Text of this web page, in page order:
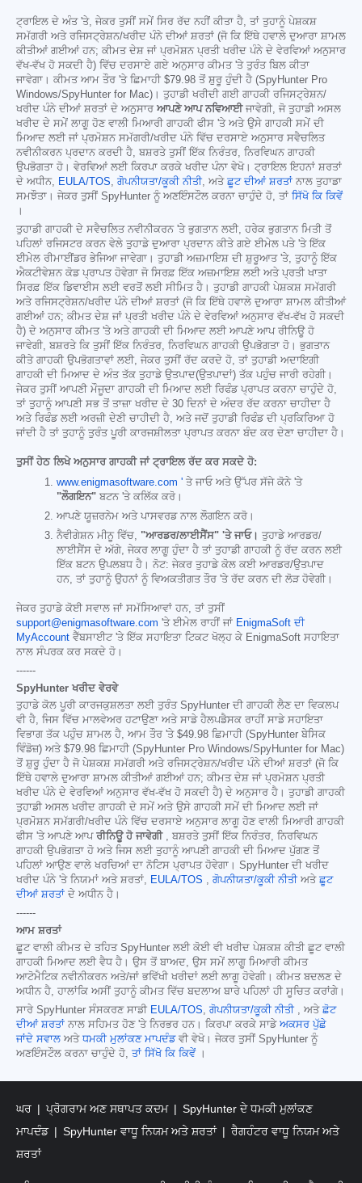
ਟ੍ਰਾਇਲ ਦੇ ਅੰਤ 'ਤੇ, ਜੇਕਰ ਤੁਸੀਂ ਸਮੇਂ ਸਿਰ ਰੱਦ ਨਹੀਂ ਕੀਤਾ ਹੈ, ਤਾਂ ਤੁਹਾਨੂੰ ਪੇਸ਼ਕਸ਼
ਸਮੱਗਰੀ ਅਤੇ ਰਜਿਸਟ੍ਰੇਸ਼ਨ/ਖਰੀਦ ਪੰਨੇ ਦੀਆਂ ਸ਼ਰਤਾਂ (ਜੋ ਕਿ ਇੱਥੇ ਹਵਾਲੇ ਦੁਆਰਾ ਸ਼ਾਮਲ
ਕੀਤੀਆਂ ਗਈਆਂ ਹਨ; ਕੀਮਤ ਦੇਸ਼ ਜਾਂ ਪ੍ਰਮੋਸ਼ਨ ਪ੍ਰਤੀ ਖਰੀਦ ਪੰਨੇ ਦੇ ਵੇਰਵਿਆਂ ਅਨੁਸਾਰ
ਵੱਖ-ਵੱਖ ਹੋ ਸਕਦੀ ਹੈ) ਵਿੱਚ ਦਰਸਾਏ ਗਏ ਅਨੁਸਾਰ ਕੀਮਤ 'ਤੇ ਤੁਰੰਤ ਬਿਲ ਕੀਤਾ
ਜਾਵੇਗਾ। ਕੀਮਤ ਆਮ ਤੌਰ 'ਤੇ ਛਿਮਾਹੀ $79.98 ਤੋਂ ਸ਼ੁਰੂ ਹੁੰਦੀ ਹੈ (SpyHunter Pro
Windows/SpyHunter for Mac)। ਤੁਹਾਡੀ ਖਰੀਦੀ ਗਈ ਗਾਹਕੀ ਰਜਿਸਟ੍ਰੇਸ਼ਨ/
ਖਰੀਦ ਪੰਨੇ ਦੀਆਂ ਸ਼ਰਤਾਂ ਦੇ ਅਨੁਸਾਰ ਆਪਣੇ ਆਪ ਨਵਿਆਈਜਾਵੇਗੀ, ਜੋ ਤੁਹਾਡੀ ਅਸਲ
ਖਰੀਦ ਦੇ ਸਮੇਂ ਲਾਗੂ ਹੋਣ ਵਾਲੀ ਮਿਆਰੀ ਗਾਹਕੀ ਫੀਸ 'ਤੇ ਅਤੇ ਉਸੇ ਗਾਹਕੀ ਸਮੇਂ ਦੀ
ਮਿਆਦ ਲਈ ਜਾਂ ਪ੍ਰਮੋਸ਼ਨ ਸਮੱਗਰੀ/ਖਰੀਦ ਪੰਨੇ ਵਿੱਚ ਦਰਸਾਏ ਅਨੁਸਾਰ ਸਵੈਚਲਿਤ
ਨਵੀਨੀਕਰਨ ਪ੍ਰਦਾਨ ਕਰਦੀ ਹੈ, ਬਸ਼ਰਤੇ ਤੁਸੀਂ ਇੱਕ ਨਿਰੰਤਰ, ਨਿਰਵਿਘਨ ਗਾਹਕੀ
ਉਪਭੋਗਤਾ ਹੋ। ਵੇਰਵਿਆਂ ਲਈ ਕਿਰਪਾ ਕਰਕੇ ਖਰੀਦ ਪੰਨਾ ਵੇਖੋ। ਟ੍ਰਾਇਲ ਇਹਨਾਂ ਸ਼ਰਤਾਂ
ਦੇ ਅਧੀਨ, EULA/TOS, ਗੋਪਨੀਯਤਾ/ਕੂਕੀ ਨੀਤੀ, ਅਤੇ ਛੂਟ ਦੀਆਂ ਸ਼ਰਤਾਂ ਨਾਲ ਤੁਹਾਡਾ
ਸਮਝੌਤਾ। ਜੇਕਰ ਤੁਸੀਂ SpyHunter ਨੂੰ ਅਣਇੰਸਟੌਲ ਕਰਨਾ ਚਾਹੁੰਦੇ ਹੋ, ਤਾਂ ਸਿੱਖੋ ਕਿ ਕਿਵੇਂ
।
ਤੁਹਾਡੀ ਗਾਹਕੀ ਦੇ ਸਵੈਚਲਿਤ ਨਵੀਨੀਕਰਨ 'ਤੇ ਭੁਗਤਾਨ ਲਈ, ਹਰੇਕ ਭੁਗਤਾਨ ਮਿਤੀ ਤੋਂ
ਪਹਿਲਾਂ ਰਜਿਸਟਰ ਕਰਨ ਵੇਲੇ ਤੁਹਾਡੇ ਦੁਆਰਾ ਪ੍ਰਦਾਨ ਕੀਤੇ ਗਏ ਈਮੇਲ ਪਤੇ 'ਤੇ ਇੱਕ
ਈਮੇਲ ਰੀਮਾਈਂਡਰ ਭੇਜਿਆ ਜਾਵੇਗਾ। ਤੁਹਾਡੀ ਅਜ਼ਮਾਇਸ਼ ਦੀ ਸ਼ੁਰੂਆਤ 'ਤੇ, ਤੁਹਾਨੂੰ ਇੱਕ
ਐਕਟੀਵੇਸ਼ਨ ਕੋਡ ਪ੍ਰਾਪਤ ਹੋਵੇਗਾ ਜੋ ਸਿਰਫ਼ ਇੱਕ ਅਜ਼ਮਾਇਸ਼ ਲਈ ਅਤੇ ਪ੍ਰਤੀ ਖਾਤਾ
ਸਿਰਫ਼ ਇੱਕ ਡਿਵਾਈਸ ਲਈ ਵਰਤੋਂ ਲਈ ਸੀਮਿਤ ਹੈ। ਤੁਹਾਡੀ ਗਾਹਕੀ ਪੇਸ਼ਕਸ਼ ਸਮੱਗਰੀ
ਅਤੇ ਰਜਿਸਟ੍ਰੇਸ਼ਨ/ਖਰੀਦ ਪੰਨੇ ਦੀਆਂ ਸ਼ਰਤਾਂ (ਜੋ ਕਿ ਇੱਥੇ ਹਵਾਲੇ ਦੁਆਰਾ ਸ਼ਾਮਲ ਕੀਤੀਆਂ
ਗਈਆਂ ਹਨ; ਕੀਮਤ ਦੇਸ਼ ਜਾਂ ਪ੍ਰਤੀ ਖਰੀਦ ਪੰਨੇ ਦੇ ਵੇਰਵਿਆਂ ਅਨੁਸਾਰ ਵੱਖ-ਵੱਖ ਹੋ ਸਕਦੀ
ਹੈ) ਦੇ ਅਨੁਸਾਰ ਕੀਮਤ 'ਤੇ ਅਤੇ ਗਾਹਕੀ ਦੀ ਮਿਆਦ ਲਈ ਆਪਣੇ ਆਪ ਰੀਨਿਊ ਹੋ
ਜਾਵੇਗੀ, ਬਸ਼ਰਤੇ ਕਿ ਤੁਸੀਂ ਇੱਕ ਨਿਰੰਤਰ, ਨਿਰਵਿਘਨ ਗਾਹਕੀ ਉਪਭੋਗਤਾ ਹੋ। ਭੁਗਤਾਨ
ਕੀਤੇ ਗਾਹਕੀ ਉਪਭੋਗਤਾਵਾਂ ਲਈ, ਜੇਕਰ ਤੁਸੀਂ ਰੱਦ ਕਰਦੇ ਹੋ, ਤਾਂ ਤੁਹਾਡੀ ਅਦਾਇਗੀ
ਗਾਹਕੀ ਦੀ ਮਿਆਦ ਦੇ ਅੰਤ ਤੱਕ ਤੁਹਾਡੇ ਉਤਪਾਦ(ਉਤਪਾਦਾਂ) ਤੱਕ ਪਹੁੰਚ ਜਾਰੀ ਰਹੇਗੀ।
ਜੇਕਰ ਤੁਸੀਂ ਆਪਣੀ ਮੌਜੂਦਾ ਗਾਹਕੀ ਦੀ ਮਿਆਦ ਲਈ ਰਿਫੰਡ ਪ੍ਰਾਪਤ ਕਰਨਾ ਚਾਹੁੰਦੇ ਹੋ,
ਤਾਂ ਤੁਹਾਨੂੰ ਆਪਣੀ ਸਭ ਤੋਂ ਤਾਜ਼ਾ ਖਰੀਦ ਦੇ 30 ਦਿਨਾਂ ਦੇ ਅੰਦਰ ਰੱਦ ਕਰਨਾ ਚਾਹੀਦਾ ਹੈ
ਅਤੇ ਰਿਫੰਡ ਲਈ ਅਰਜ਼ੀ ਦੇਣੀ ਚਾਹੀਦੀ ਹੈ, ਅਤੇ ਜਦੋਂ ਤੁਹਾਡੀ ਰਿਫੰਡ ਦੀ ਪ੍ਰਕਿਰਿਆ ਹੋ
ਜਾਂਦੀ ਹੈ ਤਾਂ ਤੁਹਾਨੂੰ ਤੁਰੰਤ ਪੂਰੀ ਕਾਰਜਸ਼ੀਲਤਾ ਪ੍ਰਾਪਤ ਕਰਨਾ ਬੰਦ ਕਰ ਦੇਣਾ ਚਾਹੀਦਾ ਹੈ।
ਤੁਸੀਂ ਹੇਠ ਲਿਖੇ ਅਨੁਸਾਰ ਗਾਹਕੀ ਜਾਂ ਟ੍ਰਾਇਲ ਰੱਦ ਕਰ ਸਕਦੇ ਹੋ:
www.enigmasoftware.com ' ਤੇ ਜਾਓ ਅਤੇ ਉੱਪਰ ਸੱਜੇ ਕੋਨੇ 'ਤੇ
"ਲੌਗਇਨ" ਬਟਨ 'ਤੇ ਕਲਿੱਕ ਕਰੋ।
ਆਪਣੇ ਯੂਜ਼ਰਨੇਮ ਅਤੇ ਪਾਸਵਰਡ ਨਾਲ ਲੌਗਇਨ ਕਰੋ।
ਨੈਵੀਗੇਸ਼ਨ ਮੀਨੂ ਵਿੱਚ, "ਆਰਡਰ/ਲਾਈਸੈਂਸ" 'ਤੇ ਜਾਓ। ਤੁਹਾਡੇ ਆਰਡਰ/
ਲਾਈਸੈਂਸ ਦੇ ਅੱਗੇ, ਜੇਕਰ ਲਾਗੂ ਹੁੰਦਾ ਹੈ ਤਾਂ ਤੁਹਾਡੀ ਗਾਹਕੀ ਨੂੰ ਰੱਦ ਕਰਨ ਲਈ
ਇੱਕ ਬਟਨ ਉਪਲਬਧ ਹੈ। ਨੋਟ: ਜੇਕਰ ਤੁਹਾਡੇ ਕੋਲ ਕਈ ਆਰਡਰ/ਉਤਪਾਦ
ਹਨ, ਤਾਂ ਤੁਹਾਨੂੰ ਉਹਨਾਂ ਨੂੰ ਵਿਅਕਤੀਗਤ ਤੌਰ 'ਤੇ ਰੱਦ ਕਰਨ ਦੀ ਲੋੜ ਹੋਵੇਗੀ।
ਜੇਕਰ ਤੁਹਾਡੇ ਕੋਈ ਸਵਾਲ ਜਾਂ ਸਮੱਸਿਆਵਾਂ ਹਨ, ਤਾਂ ਤੁਸੀਂ
support@enigmasoftware.com 'ਤੇ ਈਮੇਲ ਰਾਹੀਂ ਜਾਂ EnigmaSoft ਦੀ
MyAccount ਵੈੱਬਸਾਈਟ 'ਤੇ ਇੱਕ ਸਹਾਇਤਾ ਟਿਕਟ ਖੋਲ੍ਹ ਕੇ EnigmaSoft ਸਹਾਇਤਾ
ਨਾਲ ਸੰਪਰਕ ਕਰ ਸਕਦੇ ਹੋ।
------
SpyHunter ਖਰੀਦ ਵੇਰਵੇ
ਤੁਹਾਡੇ ਕੋਲ ਪੂਰੀ ਕਾਰਜਕੁਸ਼ਲਤਾ ਲਈ ਤੁਰੰਤ SpyHunter ਦੀ ਗਾਹਕੀ ਲੈਣ ਦਾ ਵਿਕਲਪ
ਵੀ ਹੈ, ਜਿਸ ਵਿੱਚ ਮਾਲਵੇਅਰ ਹਟਾਉਣਾ ਅਤੇ ਸਾਡੇ ਹੈਲਪਡੈਸਕ ਰਾਹੀਂ ਸਾਡੇ ਸਹਾਇਤਾ
ਵਿਭਾਗ ਤੱਕ ਪਹੁੰਚ ਸ਼ਾਮਲ ਹੈ, ਆਮ ਤੌਰ 'ਤੇ $49.98 ਛਿਮਾਹੀ (SpyHunter ਬੇਸਿਕ
ਵਿੰਡੋਜ਼) ਅਤੇ $79.98 ਛਿਮਾਹੀ (SpyHunter Pro Windows/SpyHunter for Mac)
ਤੋਂ ਸ਼ੁਰੂ ਹੁੰਦਾ ਹੈ ਜੋ ਪੇਸ਼ਕਸ਼ ਸਮੱਗਰੀ ਅਤੇ ਰਜਿਸਟ੍ਰੇਸ਼ਨ/ਖਰੀਦ ਪੰਨੇ ਦੀਆਂ ਸ਼ਰਤਾਂ (ਜੋ ਕਿ
ਇੱਥੇ ਹਵਾਲੇ ਦੁਆਰਾ ਸ਼ਾਮਲ ਕੀਤੀਆਂ ਗਈਆਂ ਹਨ; ਕੀਮਤ ਦੇਸ਼ ਜਾਂ ਪ੍ਰਮੋਸ਼ਨ ਪ੍ਰਤੀ
ਖਰੀਦ ਪੰਨੇ ਦੇ ਵੇਰਵਿਆਂ ਅਨੁਸਾਰ ਵੱਖ-ਵੱਖ ਹੋ ਸਕਦੀ ਹੈ) ਦੇ ਅਨੁਸਾਰ ਹੈ। ਤੁਹਾਡੀ ਗਾਹਕੀ
ਤੁਹਾਡੀ ਅਸਲ ਖਰੀਦ ਗਾਹਕੀ ਦੇ ਸਮੇਂ ਅਤੇ ਉਸੇ ਗਾਹਕੀ ਸਮੇਂ ਦੀ ਮਿਆਦ ਲਈ ਜਾਂ
ਪ੍ਰਮੋਸ਼ਨ ਸਮੱਗਰੀ/ਖਰੀਦ ਪੰਨੇ ਵਿੱਚ ਦਰਸਾਏ ਅਨੁਸਾਰ ਲਾਗੂ ਹੋਣ ਵਾਲੀ ਮਿਆਰੀ ਗਾਹਕੀ
ਫੀਸ 'ਤੇ ਆਪਣੇ ਆਪ ਰੀਨਿਊ ਹੋ ਜਾਵੇਗੀ, ਬਸ਼ਰਤੇ ਤੁਸੀਂ ਇੱਕ ਨਿਰੰਤਰ, ਨਿਰਵਿਘਨ
ਗਾਹਕੀ ਉਪਭੋਗਤਾ ਹੋ ਅਤੇ ਜਿਸ ਲਈ ਤੁਹਾਨੂੰ ਆਪਣੀ ਗਾਹਕੀ ਦੀ ਮਿਆਦ ਪੁੱਗਣ ਤੋਂ
ਪਹਿਲਾਂ ਆਉਣ ਵਾਲੇ ਖਰਚਿਆਂ ਦਾ ਨੋਟਿਸ ਪ੍ਰਾਪਤ ਹੋਵੇਗਾ। SpyHunter ਦੀ ਖਰੀਦ
ਖਰੀਦ ਪੰਨੇ 'ਤੇ ਨਿਯਮਾਂ ਅਤੇ ਸ਼ਰਤਾਂ, EULA/TOS , ਗੋਪਨੀਯਤਾ/ਕੂਕੀ ਨੀਤੀ ਅਤੇ ਛੂਟ
ਦੀਆਂ ਸ਼ਰਤਾਂ ਦੇ ਅਧੀਨ ਹੈ।
------
ਆਮ ਸ਼ਰਤਾਂ
ਛੂਟ ਵਾਲੀ ਕੀਮਤ ਦੇ ਤਹਿਤ SpyHunter ਲਈ ਕੋਈ ਵੀ ਖਰੀਦ ਪੇਸ਼ਕਸ਼ ਕੀਤੀ ਛੂਟ ਵਾਲੀ
ਗਾਹਕੀ ਮਿਆਦ ਲਈ ਵੈਧ ਹੈ। ਉਸ ਤੋਂ ਬਾਅਦ, ਉਸ ਸਮੇਂ ਲਾਗੂ ਮਿਆਰੀ ਕੀਮਤ
ਆਟੋਮੈਟਿਕ ਨਵੀਨੀਕਰਨ ਅਤੇ/ਜਾਂ ਭਵਿੱਖੀ ਖਰੀਦਾਂ ਲਈ ਲਾਗੂ ਹੋਵੇਗੀ। ਕੀਮਤ ਬਦਲਣ ਦੇ
ਅਧੀਨ ਹੈ, ਹਾਲਾਂਕਿ ਅਸੀਂ ਤੁਹਾਨੂੰ ਕੀਮਤ ਵਿੱਚ ਬਦਲਾਅ ਬਾਰੇ ਪਹਿਲਾਂ ਹੀ ਸੂਚਿਤ ਕਰਾਂਗੇ।
ਸਾਰੇ SpyHunter ਸੰਸਕਰਣ ਸਾਡੀ EULA/TOS, ਗੋਪਨੀਯਤਾ/ਕੂਕੀ ਨੀਤੀ , ਅਤੇ ਛੋਟ
ਦੀਆਂ ਸ਼ਰਤਾਂ ਨਾਲ ਸਹਿਮਤ ਹੋਣ 'ਤੇ ਨਿਰਭਰ ਹਨ। ਕਿਰਪਾ ਕਰਕੇ ਸਾਡੇ ਅਕਸਰ ਪੁੱਛੇ
ਜਾਂਦੇ ਸਵਾਲ ਅਤੇ ਧਮਕੀ ਮੁਲਾਂਕਣ ਮਾਪਦੰਡਵੀ ਵੇਖੋ। ਜੇਕਰ ਤੁਸੀਂ SpyHunter ਨੂੰ
ਅਣਇੰਸਟੌਲ ਕਰਨਾ ਚਾਹੁੰਦੇ ਹੋ, ਤਾਂ ਸਿੱਖੋ ਕਿ ਕਿਵੇਂ।
ਘਰ ਪ੍ਰੋਗਰਾਮ ਅਣ ਸਥਾਪਤ ਕਦਮ
SpyHunter ਦੇ ਧਮਕੀ ਮੁਲਾਂਕਣ
ਮਾਪਦੰਡ
SpyHunter ਵਾਧੂ ਨਿਯਮ ਅਤੇ ਸ਼ਰਤਾਂ
ਰੈਗਹੰਟਰ ਵਾਧੂ ਨਿਯਮ ਅਤੇ
ਸ਼ਰਤਾਂ